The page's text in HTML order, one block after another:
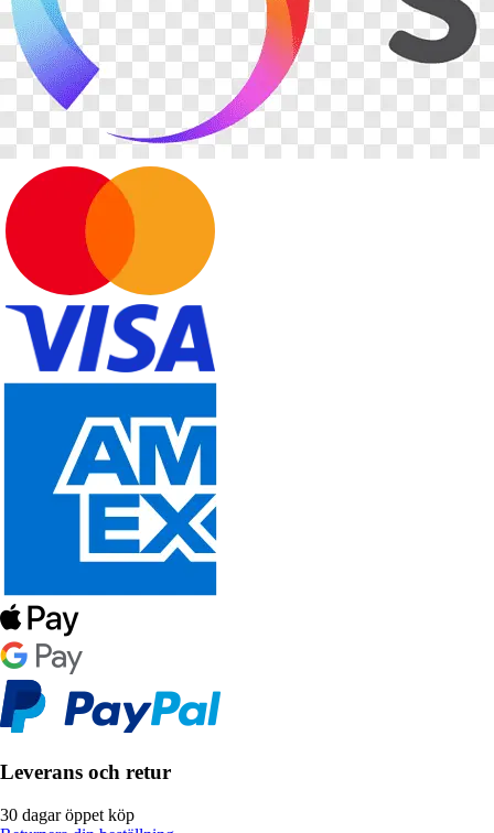
Leverans och retur
30 dagar öppet köp